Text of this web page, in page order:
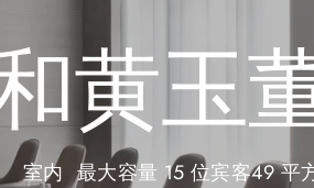
黄玉
室内 最大容量 15 位宾客49 平